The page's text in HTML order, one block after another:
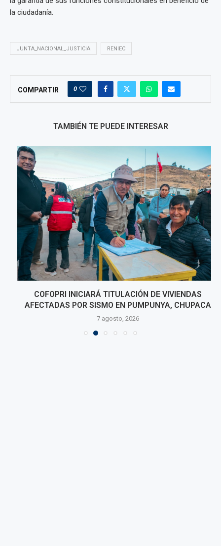
la ciudadanía.
JUNTA_NACIONAL_JUSTICIA RENIEC
COMPARTIR 0
TAMBIÉN TE PUEDE INTERESAR
COFOPRI INICIARÁ TITULACIÓN DE VIVIENDAS
AFECTADAS POR SISMO EN PUMPUNYA, CHUPACA
7 agosto, 2026